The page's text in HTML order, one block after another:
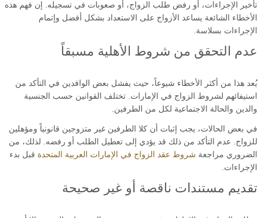
تأخير الإجراءات، أو رفض طلب الزواج، أو صعوبات في تسجيله. إن فهم هذه
الأخطاء الشائعة يساعد الأزواج على الاستعداد بشكل أفضل وإتمام
الإجراءات بسلاسة.
عدم التحقق من شروط الأهلية مسبقاً
يُعد هذا من أكثر الأخطاء شيوعاً، حيث يفشل بعض الوافدين في التأكد من
استيفائهم لشروط الزواج في الإمارات. تختلف القوانين حسب الجنسية
والدين والحالة الاجتماعية لكل من الطرفين.
في بعض الحالات، يجب إثبات أن كلا الطرفين غير متزوجين قانونياً ومؤهلين
للزواج. عدم التأكد من ذلك قد يؤدي إلى تعطيل الطلب أو رفضه. لذلك، من
الضروري مراجعة شروط عقد الزواج في الإمارات العربية المتحدة قبل بدء
الإجراءات.
تقديم مستندات ناقصة أو غير صحيحة